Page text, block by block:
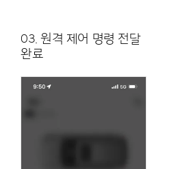
03. 원격 제어 명령 전달
완료